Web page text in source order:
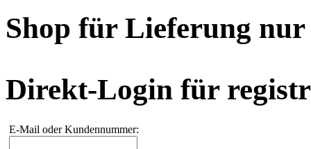
Shop für Lieferung
Direkt-Login für
E-Mail oder Kundennummer: